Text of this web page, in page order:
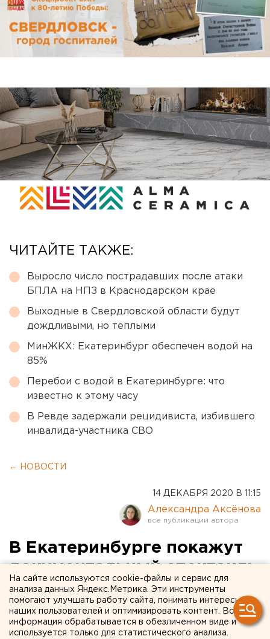
ЧИТАЙТЕ ТАКЖЕ:
Выросло число пострадавших после атаки
БПЛА на НПЗ в Краснодарском крае
Выходные в Свердловской области будут
дождливыми, но теплыми
МинЖКХ: Екатеринбург обеспечен водой на
85%
Перебои с водой в Екатеринбурге: что
известно к этому часу
В Ревде задержали рецидивиста, избившего
инвалида-участника СВО
← НОВОСТИ
14 ДЕКАБРЯ 2020 В 11:15
Александра Аксёнова
В Екатеринбурге покажут
документальный спектакль
о жизни сталинградцев,
детей и кур в
водонапорной башне (16+)
На сайте используются cookie-файлы и сервис для
анализа данных Яндекс.Метрика. Эти инструменты
помогают улучшать работу сайта, понимать интересы
наших пользователей и оптимизировать контент. Вся
информация обрабатывается в обезличенном виде и
используется только для статистического анализа.